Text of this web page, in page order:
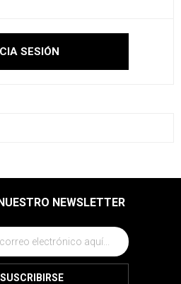
NEWSLETTER
SUSCRIBIRSE